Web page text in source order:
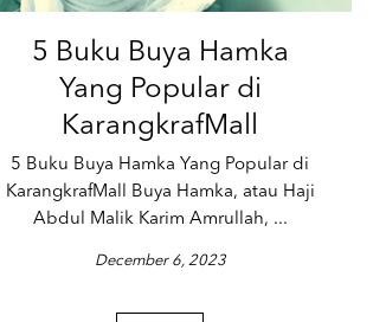
5 Buku Buya Hamka
Yang Popular di
KarangkrafMall
5 Buku Buya Hamka Yang Popular di
KarangkrafMall Buya Hamka, atau Haji
Abdul Malik Karim Amrullah, ...
December 6, 2023